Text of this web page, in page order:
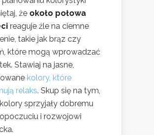
że około połowa
reaguje źle na ciemne
takie jak brąz czy
które mogą wprowadzać
Stawiaj na jasne,
kolory, które
relaks. Skup się na tym,
sprzyjały dobremu
i rozwojowi